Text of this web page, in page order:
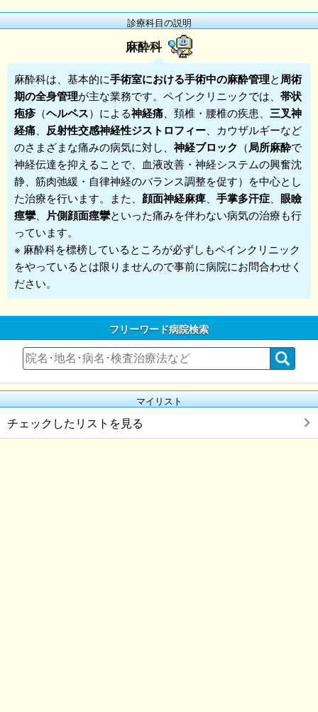
診療科目の説明
麻酔科
麻酔科は、基本的に手術室における手術中の麻酔管理と周術
期の全身管理が主な業務です。 ペインクリニックでは、 帯状
疱疹 （ヘルペス）による神経痛 、頚椎・腰椎の疾患、 三叉神
経痛
反射性交感神経性ジストロフィー 、カウザルギーなど
のさまざまな痛みの病気に対し、 神経ブロック （局所麻酔で
神経伝達を抑えることで、血液改善・神経システムの興奮沈
静、筋肉弛緩・自律神経のバランス調整を促す）を中心とし
た治療を行います。また、 顔面神経麻痺 手掌多汗症
眼瞼
痙攣、 片側顔面痙攣といった痛みを伴わない病気の治療も行
っています。
※ 麻酔科を標榜しているところが必ずしもペインクリニック
をやっているとは限りませんので事前に病院にお問合わせく
ださい。
フリーワード病院検索
マイリスト
チェックしたリストを見る